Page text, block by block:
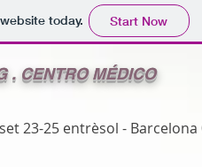
today. Start Now
. CENTRO MÉDICO
23-25 entrèsol - Barcelona